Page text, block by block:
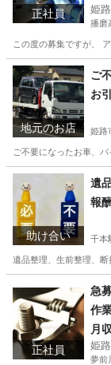
正社員 姫
播磨
この度の募集ですが、
兵庫 姫路市 播
地元のお店
ご
お
姫路
ご不要になったお車、
兵庫 姫路市
助け合い
遺
報
千本
遺品整理、生前整理、
千
正社員
急
作
山
い
月
姫
夢前